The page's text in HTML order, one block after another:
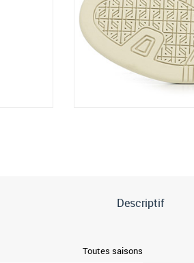
Descriptif
Toutes saisons